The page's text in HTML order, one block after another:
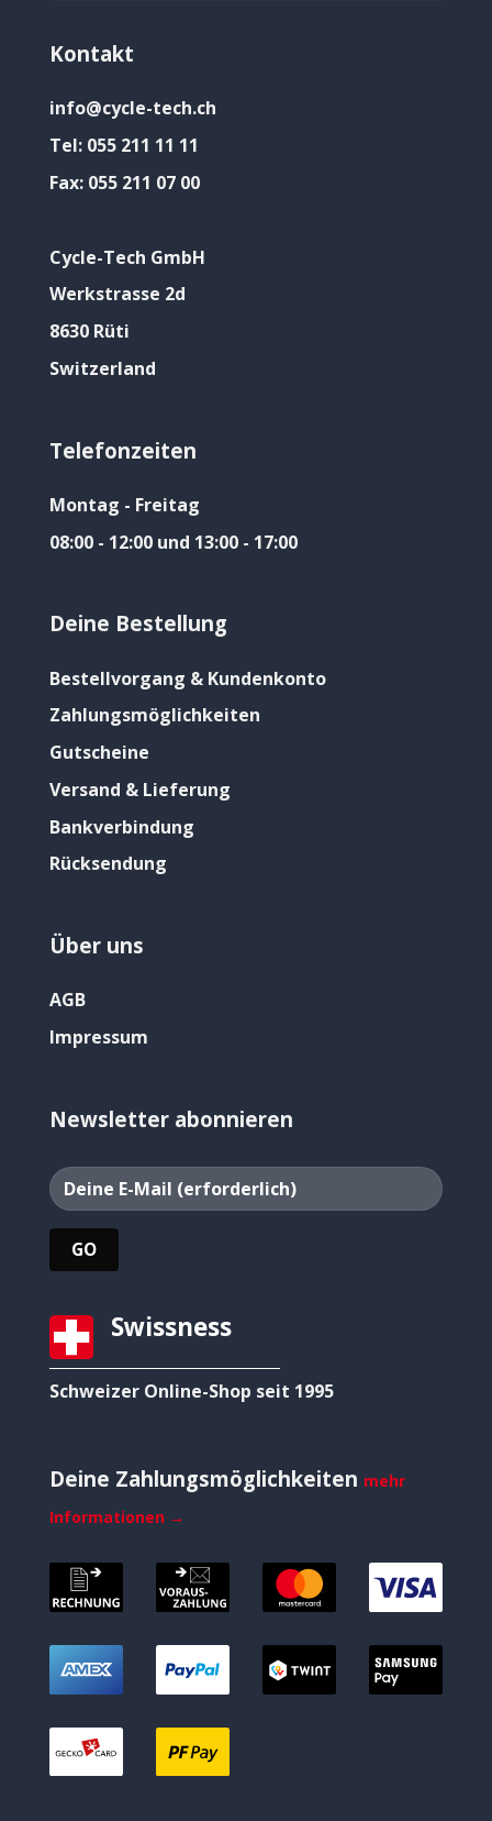
Kontakt
info@cycle-tech.ch
Tel: 055 211 11 11
Fax: 055 211 07 00
Cycle-Tech GmbH
Werkstrasse 2d
8630 Rüti
Switzerland
Telefonzeiten
Montag - Freitag
08:00 - 12:00 und 13:00 - 17:00
Deine Bestellung
Bestellvorgang & Kundenkonto
Zahlungsmöglichkeiten
Gutscheine
Versand & Lieferung
Bankverbindung
Rücksendung
Über uns
AGB
Impressum
Newsletter abonnieren
Swissness
Schweizer Online-Shop seit 1995
Deine Zahlungsmöglichkeiten mehr
Informationen →